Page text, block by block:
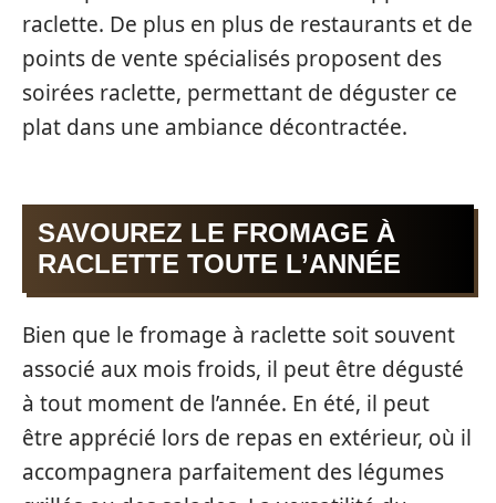
raclette. De plus en plus de restaurants et de
points de vente spécialisés proposent des
soirées raclette, permettant de déguster ce
plat dans une ambiance décontractée.
SAVOUREZ LE FROMAGE À
RACLETTE TOUTE L’ANNÉE
Bien que le fromage à raclette soit souvent
associé aux mois froids, il peut être dégusté
à tout moment de l’année. En été, il peut
être apprécié lors de repas en extérieur, où il
accompagnera parfaitement des légumes